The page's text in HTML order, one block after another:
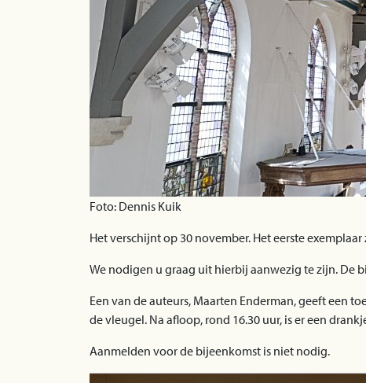
Foto: Dennis Kuik
Het verschijnt op 30 november. Het eerste
We nodigen u graag uit hierbij aanwezig te zijn. De
Een van de auteurs, Maarten Enderman, geeft een
de vleugel. Na afloop, rond 16.30 uur, is er een
Aanmelden voor de bijeenkomst is niet nodig.